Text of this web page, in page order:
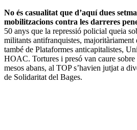
No és casualitat que d’aquí dues
mobilitzacions contra les darreres
50 anys que la repressió policial queia
militants antifranquistes,
també de Plataformes anticapitalistes,
HOAC. Tortures i presó van caure
mesos abans, al TOP s’havien jutjat a
de Solidaritat del Bages.